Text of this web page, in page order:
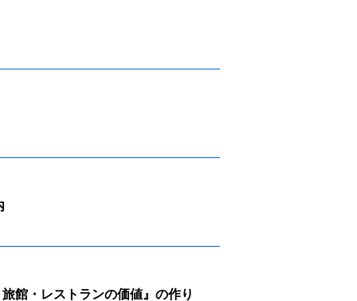
館・レストランの価値』の作り